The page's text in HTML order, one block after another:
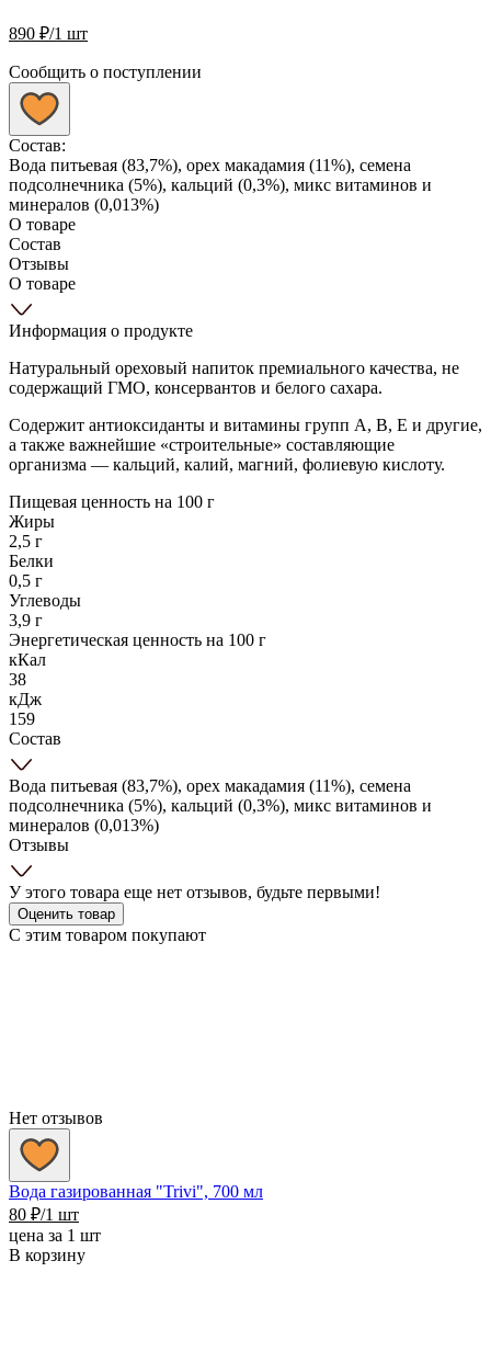
890 ₽/1 шт
Сообщить о поступлении
Состав:
Вода питьевая (83,7%), орех макадамия (11%), семена
подсолнечника (5%), кальций (0,3%), микс витаминов и
минералов (0,013%)
О товаре
Состав
Отзывы
О товаре
Информация о продукте
Натуральный ореховый напиток премиального качества, не
содержащий ГМО, консервантов и белого сахара.
Содержит антиоксиданты и витамины групп А, В, Е и другие,
а также важнейшие «строительные» составляющие
организма — кальций, калий, магний, фолиевую кислоту.
Пищевая ценность на 100 г
Жиры
2,5 г
Белки
0,5 г
Углеводы
3,9 г
Энергетическая ценность на 100 г
кКал
38
кДж
159
Состав
Вода питьевая (83,7%), орех макадамия (11%), семена
подсолнечника (5%), кальций (0,3%), микс витаминов и
минералов (0,013%)
Отзывы
У этого товара еще нет отзывов, будьте первыми!
Оценить товар
С этим товаром покупают
Нет отзывов
Вода газированная "Trivi", 700 мл
80 ₽/1 шт
цена за 1 шт
В корзину